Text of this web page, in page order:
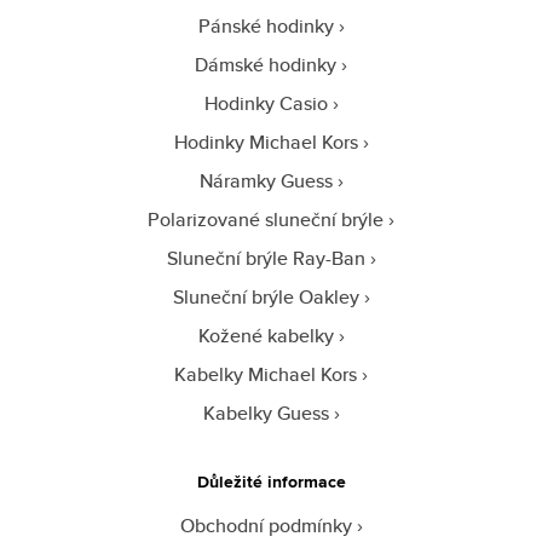
Pánské hodinky
Dámské hodinky
Hodinky Casio
Hodinky Michael Kors
Náramky Guess
Polarizované sluneční brýle
Sluneční brýle Ray-Ban
Sluneční brýle Oakley
Kožené kabelky
Kabelky Michael Kors
Kabelky Guess
Důležité informace
Obchodní podmínky